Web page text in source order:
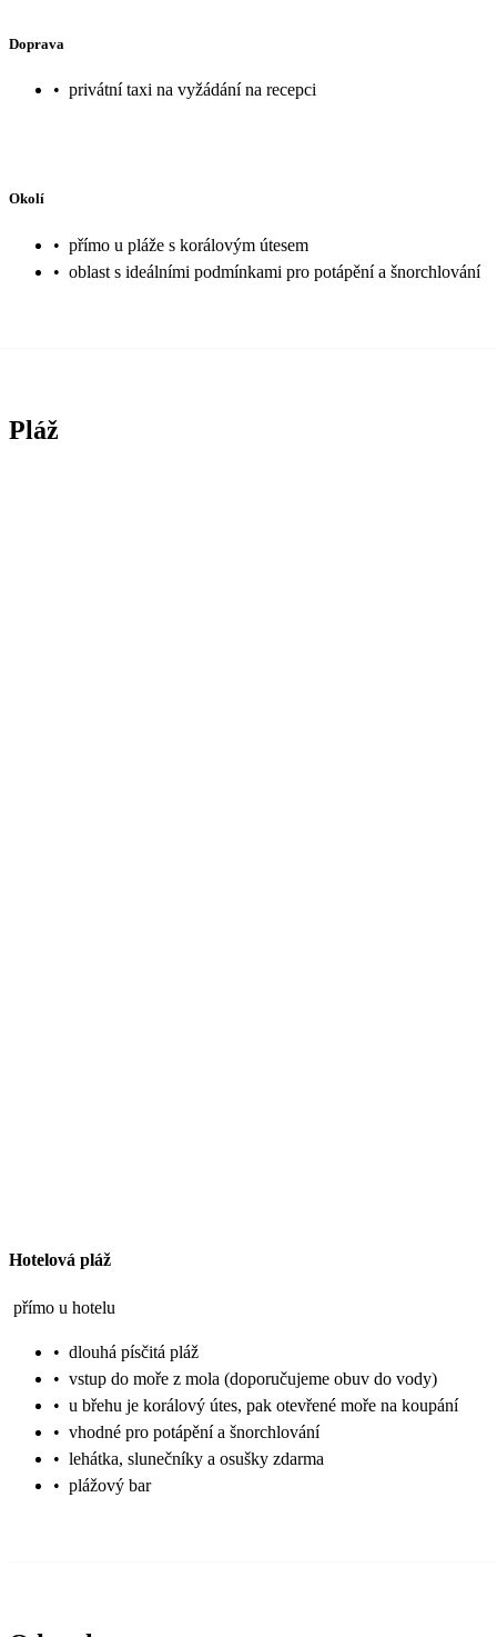
Doprava
• privátní taxi na vyžádání na recepci
Okolí
• přímo u pláže s korálovým útesem
• oblast s ideálními podmínkami pro potápění a šnorchlování
Pláž
Hotelová pláž
přímo u hotelu
• dlouhá písčitá pláž
• vstup do moře z mola (doporučujeme obuv do vody)
• u břehu je korálový útes, pak otevřené moře na koupání
• vhodné pro potápění a šnorchlování
• lehátka, slunečníky a osušky zdarma
• plážový bar